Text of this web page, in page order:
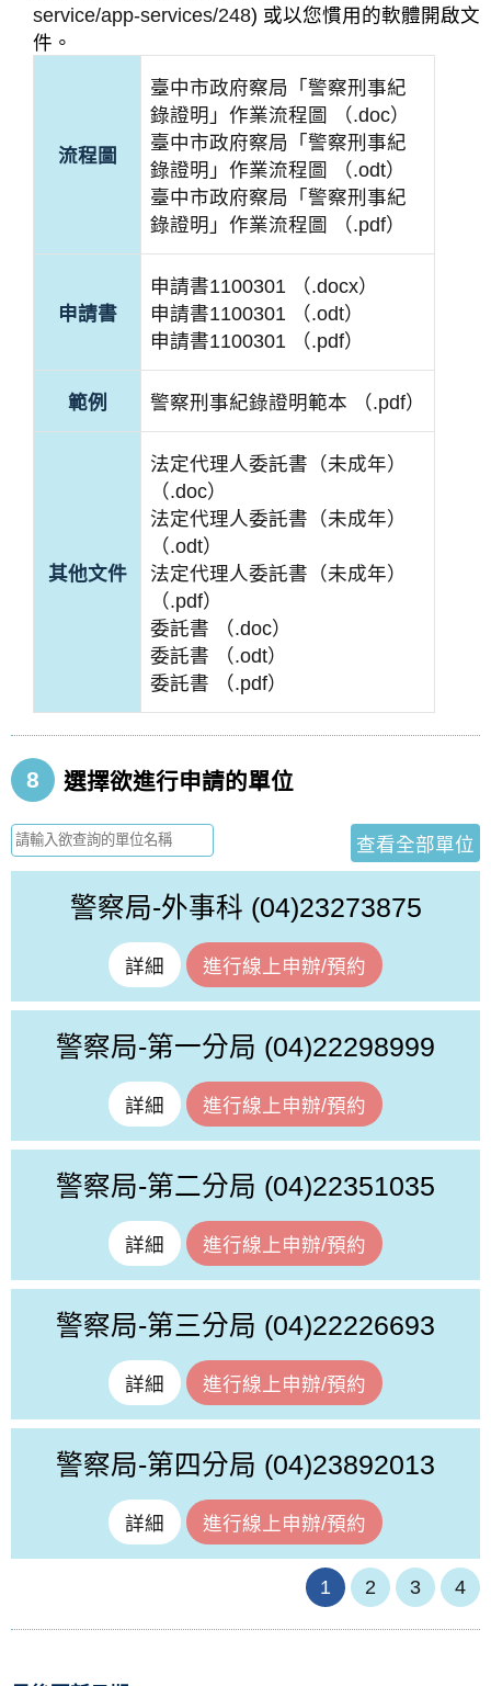
service/app-services/248) 或以您慣用的軟體開啟文
件。
流程圖
臺中市政府察局「警察刑事紀
錄證明」作業流程圖 （.doc）
臺中市政府察局「警察刑事紀
錄證明」作業流程圖 （.odt）
臺中市政府察局「警察刑事紀
錄證明」作業流程圖 （.pdf）
申請書
申請書1100301 （.docx）
申請書1100301 （.odt）
申請書1100301 （.pdf）
範例 警察刑事紀錄證明範本 （.pdf）
其他文件
法定代理人委託書（未成年）
（.doc）
法定代理人委託書（未成年）
（.odt）
法定代理人委託書（未成年）
（.pdf）
委託書 （.doc）
委託書 （.odt）
委託書 （.pdf）
8 選擇欲進行申請的單位
查看全部單位
警察局-外事科 (04)23273875
詳細 進行線上申辦/預約
警察局-第一分局 (04)22298999
詳細 進行線上申辦/預約
警察局-第二分局 (04)22351035
詳細 進行線上申辦/預約
警察局-第三分局 (04)22226693
詳細 進行線上申辦/預約
警察局-第四分局 (04)23892013
詳細 進行線上申辦/預約
1 2 3 4